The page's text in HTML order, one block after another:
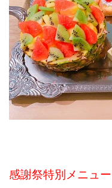
感謝祭特別メニュー